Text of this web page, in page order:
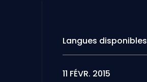
Langues disponibles
11 FÉVR. 2015